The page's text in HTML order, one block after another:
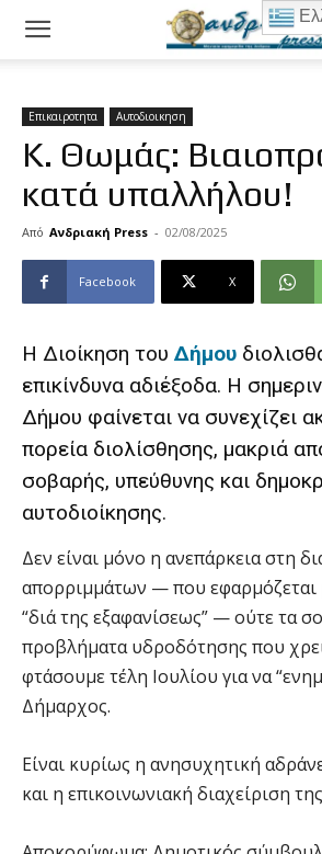
Επικαιροτητα Αυτοδιοικηση
Κ. Θωμάς:
κατά υπαλλήλου!
Από Ανδριακή Press - 02/08/2025
Facebook X
Η Διοίκηση του Δήμου
επικίνδυνα αδιέξοδα. Η
Δήμου φαίνεται να συνεχίζει
πορεία διολίσθησης, μακριά
σοβαρής, υπεύθυνης και
αυτοδιοίκησης.
Δεν είναι μόνο η ανεπάρκεια στη
απορριμμάτων — που εφαρμόζεται
“διά της εξαφανίσεως” — ούτε τα
προβλήματα υδροδότησης που
φτάσουμε τέλη Ιουλίου για να
Δήμαρχος.
Είναι κυρίως η ανησυχητική
και η επικοινωνιακή διαχείριση